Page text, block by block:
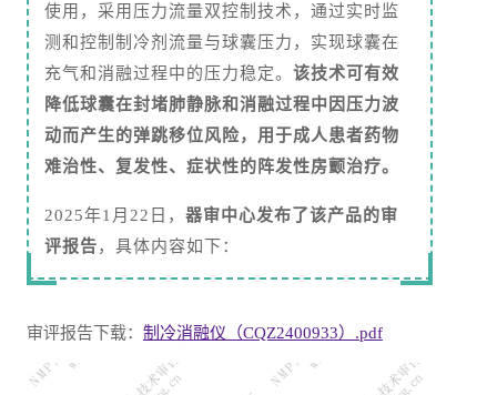
使用，采用压力流量双控制技术，通过实时监
测和控制制冷剂流量与球囊压力，实现球囊在
充气和消融过程中的压力稳定。 该技术可有效
降低球囊在封堵肺静脉和消融过程中因压力波
动而产生的弹跳移位风险，用于成人患者药物
难治性、复发性、症状性的阵发性房颤治疗。
2025年1月22日， 器审中心发布了该产品的审
评报告，具体内容如下：
审评报告下载： 制冷消融仪（CQZ2400933）.pdf